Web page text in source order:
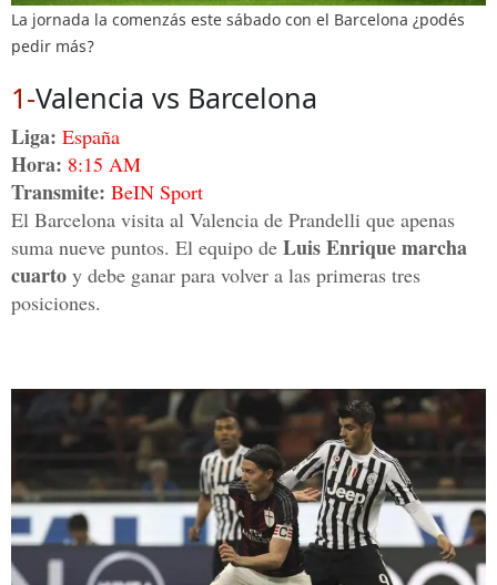
La jornada la comenzás este sábado con el Barcelona ¿podés
pedir más?
1-Valencia vs Barcelona
Liga: España
Hora: 8:15 AM
Transmite: BeIN Sport
El Barcelona visita al Valencia de Prandelli que apenas
suma nueve puntos. El equipo de Luis Enrique marcha
cuarto y debe ganar para volver a las primeras tres
posiciones.